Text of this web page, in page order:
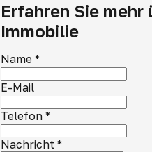
Erfahren Sie mehr
Immobilie
Name*
E-Mail
Telefon*
Nachricht *